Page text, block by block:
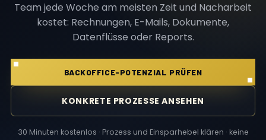
Team jede Woche am meisten Zeit und Nacharbeit
kostet: Rechnungen, E-Mails, Dokumente,
Datenflüsse oder Reports.
BACKOFFICE-POTENZIAL PRÜFEN
KONKRETE PROZESSE ANSEHEN
30 Minuten kostenlos · Prozess und Einsparhebel klären · keine